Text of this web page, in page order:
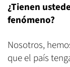
¿Tienen
fenómeno?
Nosotros,
que el país